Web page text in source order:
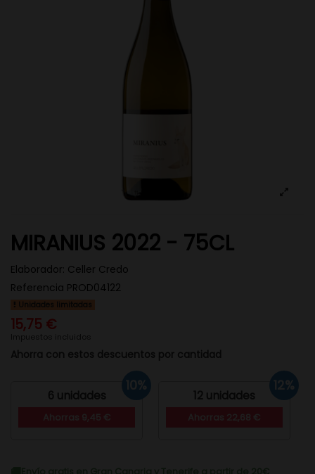
MIRANIUS 2022 - 75CL
Elaborador: Celler Credo
Referencia PROD04122
Unidades limitadas
15,75 €
Impuestos incluidos
Ahorra con estos descuentos por cantidad
6 unidades
10%
12 unidades
12%